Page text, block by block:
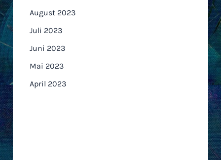
August 2023
Juli 2023
Juni 2023
Mai 2023
April 2023